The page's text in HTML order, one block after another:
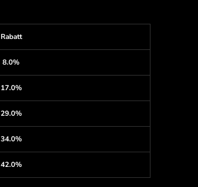
Rabatt
8.0%
17.0%
29.0%
34.0%
42.0%